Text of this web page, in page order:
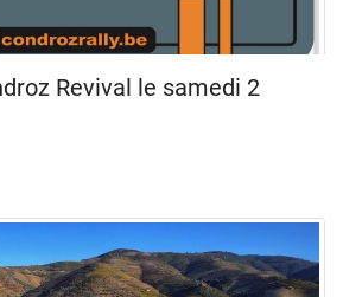
Revival le samedi 2